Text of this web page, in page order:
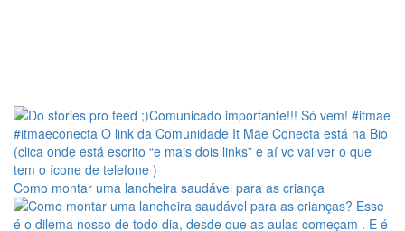
Como montar uma lancheira saudável para as criança